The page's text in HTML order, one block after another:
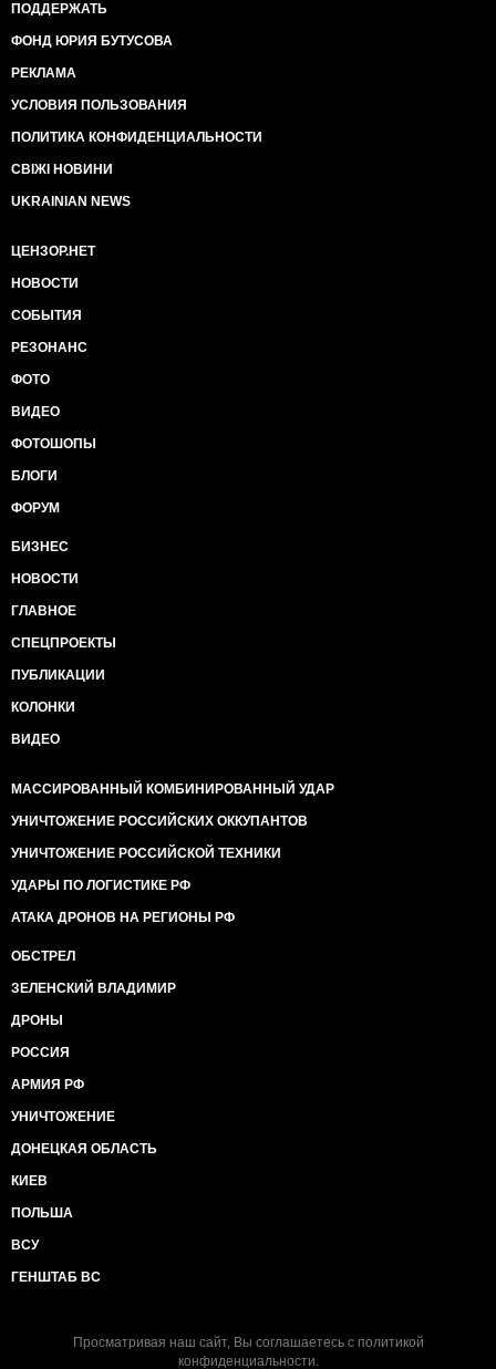
ПОДДЕРЖАТЬ
ФОНД ЮРИЯ БУТУСОВА
РЕКЛАМА
УСЛОВИЯ ПОЛЬЗОВАНИЯ
ПОЛИТИКА КОНФИДЕНЦИАЛЬНОСТИ
СВІЖІ НОВИНИ
UKRAINIAN NEWS
ЦЕНЗОР.НЕТ
НОВОСТИ
СОБЫТИЯ
РЕЗОНАНС
ФОТО
ВИДЕО
ФОТОШОПЫ
БЛОГИ
ФОРУМ
БИЗНЕС
НОВОСТИ
ГЛАВНОЕ
СПЕЦПРОЕКТЫ
ПУБЛИКАЦИИ
КОЛОНКИ
ВИДЕО
МАССИРОВАННЫЙ КОМБИНИРОВАННЫЙ УДАР
УНИЧТОЖЕНИЕ РОССИЙСКИХ ОККУПАНТОВ
УНИЧТОЖЕНИЕ РОССИЙСКОЙ ТЕХНИКИ
УДАРЫ ПО ЛОГИСТИКЕ РФ
АТАКА ДРОНОВ НА РЕГИОНЫ РФ
ОБСТРЕЛ
ЗЕЛЕНСКИЙ ВЛАДИМИР
ДРОНЫ
РОССИЯ
АРМИЯ РФ
УНИЧТОЖЕНИЕ
ДОНЕЦКАЯ ОБЛАСТЬ
КИЕВ
ПОЛЬША
ВСУ
ГЕНШТАБ ВС
Просматривая наш сайт, Вы соглашаетесь с политикой
конфиденциальности.